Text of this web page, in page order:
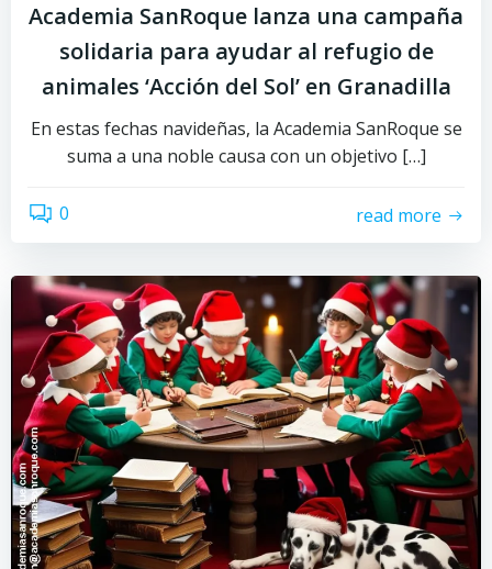
Academia SanRoque lanza una campaña
solidaria para ayudar al refugio de
animales ‘Acción del Sol’ en Granadilla
En estas fechas navideñas, la Academia SanRoque se
suma a una noble causa con un objetivo […]
0 read more